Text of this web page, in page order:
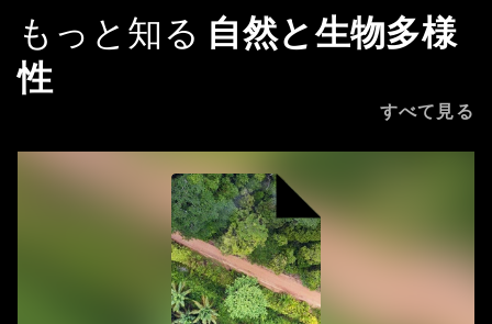
もっと知る 自然と生物多様
性
すべて見る